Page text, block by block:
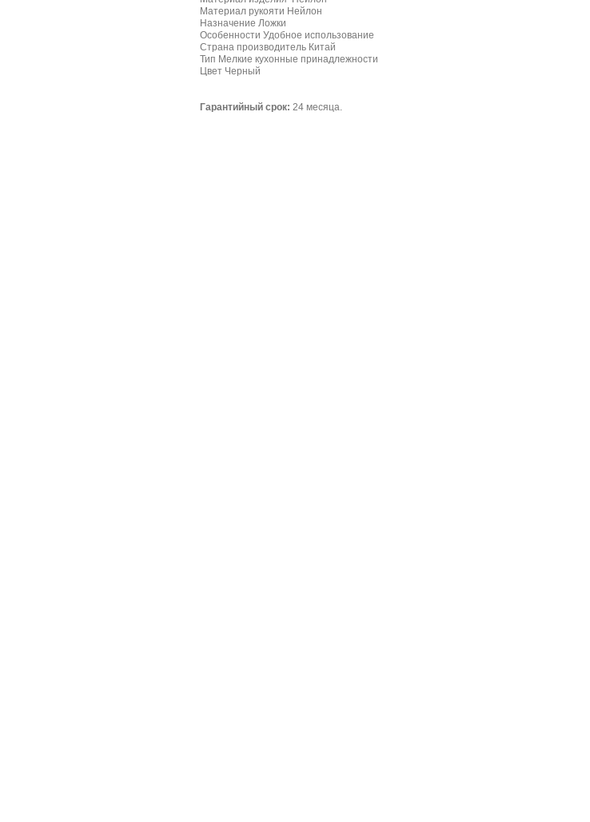
Материал рукояти Нейлон
Назначение Ложки
Особенности Удобное использование
Страна производитель Китай
Тип Мелкие кухонные принадлежности
Цвет Черный
Гарантийный срок: 24 месяца.